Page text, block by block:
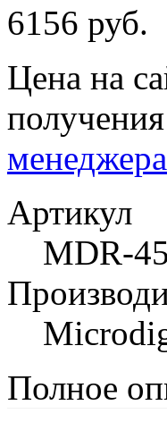
6156 руб.
Цена на
Артикул
MDR-
Полное